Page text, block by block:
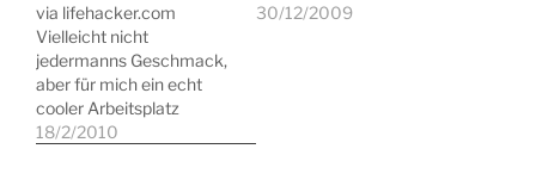
via lifehacker.com
Vielleicht nicht
jedermanns Geschmack,
aber für mich ein echt
cooler Arbeitsplatz
Posted via web from
18/2/2010
30/12/2009